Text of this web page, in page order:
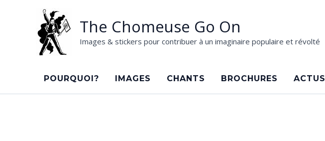
The Chomeuse Go On
Images & stickers pour contribuer à un imaginaire populaire et révolté
POURQUOI? IMAGES CHANTS BROCHURES ACTUS